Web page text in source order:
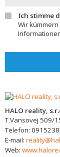
Ich stimme
Wir
HALO reality,
T.Vansovej 509/
Telefon:
E-mail:
Web: